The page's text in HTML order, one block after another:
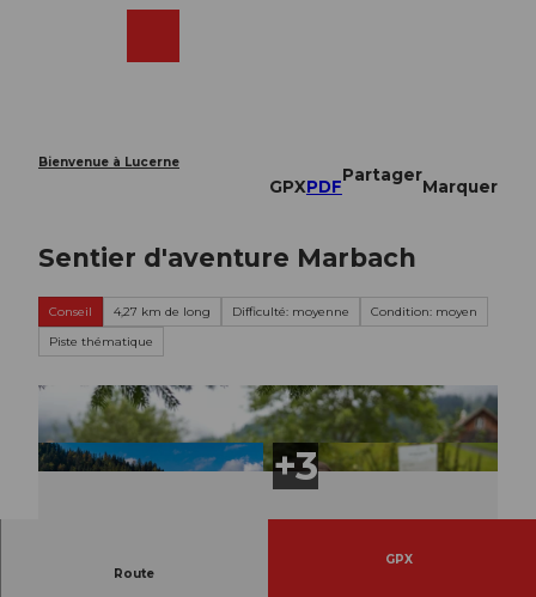
Bienvenue à Lucerne
GPXPDF
Partager
Marquer
Sentier d'aventure Marbach
Conseil 4,27 km de long Difficulté: moyenne
Condition: moyen
Piste thématique
Route
GPX